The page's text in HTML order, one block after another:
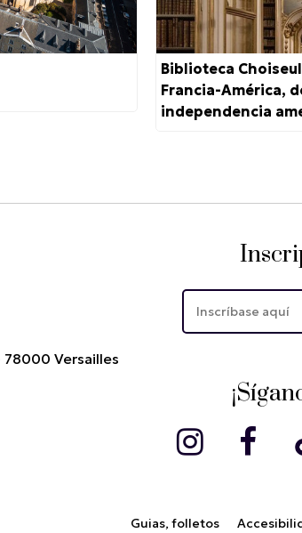
Biblioteca
Francia-América,
independencia
78000 Versailles
Guias, folletos